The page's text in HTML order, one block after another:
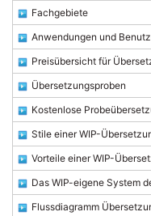
Fachgebiete
Anwendungen und
Preisübersicht für
Übersetzungsproben
Kostenlose
Stile einer WIP-
Vorteile einer WIP-
Das WIP-eigene System
Flussdiagramm